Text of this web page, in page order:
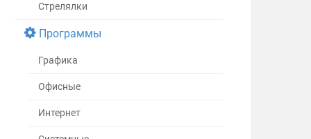
Стрелялки
Программы
Графика
Офисные
Интернет